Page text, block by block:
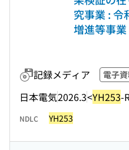
究事業 : 令
増進等事業
記録メディア 電子
日本電気2026.3<YH253-
NDLC YH253